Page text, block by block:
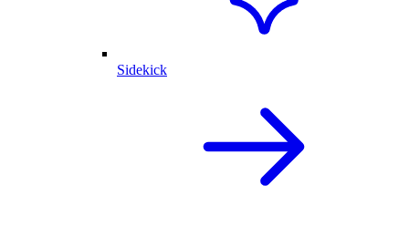
Sidekick